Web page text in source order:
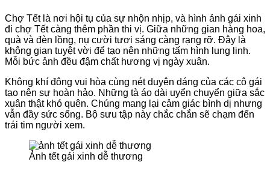
Chợ Tết là nơi hội tụ của sự nhộn nhịp, và hình ảnh gái xinh
đi chợ Tết càng thêm phần thi vị. Giữa những gian hàng hoa,
quà và đèn lồng, nụ cười tươi sáng càng rạng rỡ. Đây là
không gian tuyệt vời để tạo nên những tấm hình lung linh.
Mỗi bức ảnh đều đậm chất hương vị ngày xuân.
Không khí đông vui hòa cùng nét duyên dáng của các cô gái
tạo nên sự hoàn hảo. Những tà áo dài uyển chuyển giữa sắc
xuân thật khó quên. Chúng mang lại cảm giác bình dị nhưng
vẫn đầy sức sống. Bộ sưu tập này chắc chắn sẽ chạm đến
trái tim người xem.
Ảnh tết gái xinh dễ thương